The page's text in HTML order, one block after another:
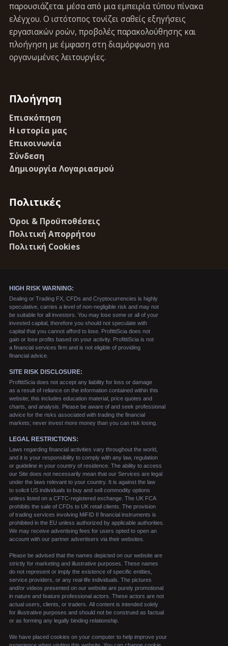
παρουσιάζεται μέσα από μια εμπειρία τύπου πίνακα
ελέγχου. Ο ιστότοπος τονίζει σαθείς εξηγήσεις
εργασιακών ροών, προβολές παρακολούθησης και
πλοήγηση με έμφαση στη διαμόρφωση για
οργανωμένες λειτουργίες.
Πλοήγηση
Επισκόπηση
Η ιστορία μας
Επικοινωνία
Σύνδεση
Δημιουργία Λογαριασμού
Πολιτικές
Όροι & Προϋποθέσεις
Πολιτική Απορρήτου
Πολιτική Cookies